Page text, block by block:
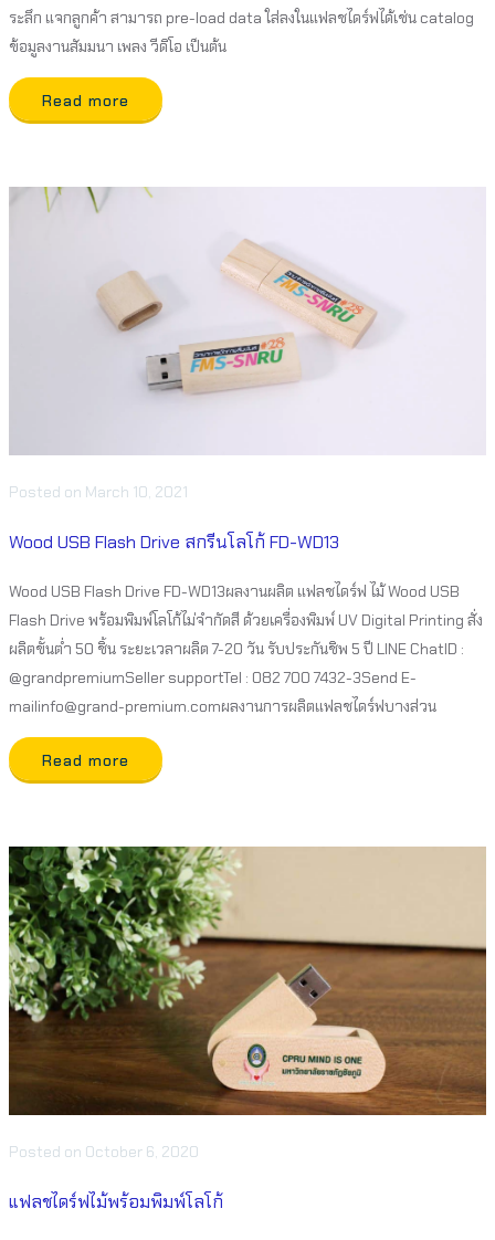
ระลึก แจกลูกค้า สามารถ pre-load data ใส่ลงในแฟลชไดร์ฟได้เช่น catalog
ข้อมูลงานสัมมนา เพลง วีดิโอ เป็นต้น
Read more
Posted on March 10, 2021
Wood USB Flash Drive สกรีนโลโก้ FD-WD13
Wood USB Flash Drive FD-WD13ผลงานผลิต แฟลชไดร์ฟ ไม้ Wood USB
Flash Drive พร้อมพิมพ์โลโก้ไม่จำกัดสี ด้วยเครื่องพิมพ์ UV Digital Printing สั่ง
ผลิตขั้นต่ำ 50 ชิ้น ระยะเวลาผลิต 7-20 วัน รับประกันชิพ 5 ปี LINE ChatID :
@grandpremiumSeller supportTel : 082 700 7432-3Send E-
mailinfo@grand-premium.comผลงานการผลิตแฟลชไดร์ฟบางส่วน
Read more
Posted on October 6, 2020
แฟลชไดร์ฟไม้พร้อมพิมพ์โลโก้